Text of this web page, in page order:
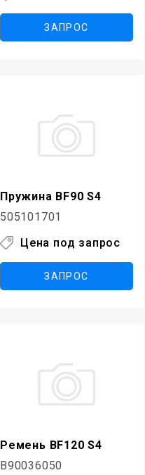
ЗАПРОС
Пружина BF90 S4
505101701
Цена под запрос
ЗАПРОС
Ремень BF120 S4
B90036050